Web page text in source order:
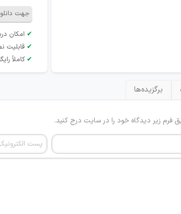
جهت
✔ امکان
✔ قابلیت
✔کاملاً
برگزیده‌ها
فرم زیر دیدگاه خود را در سایت درج کنید.